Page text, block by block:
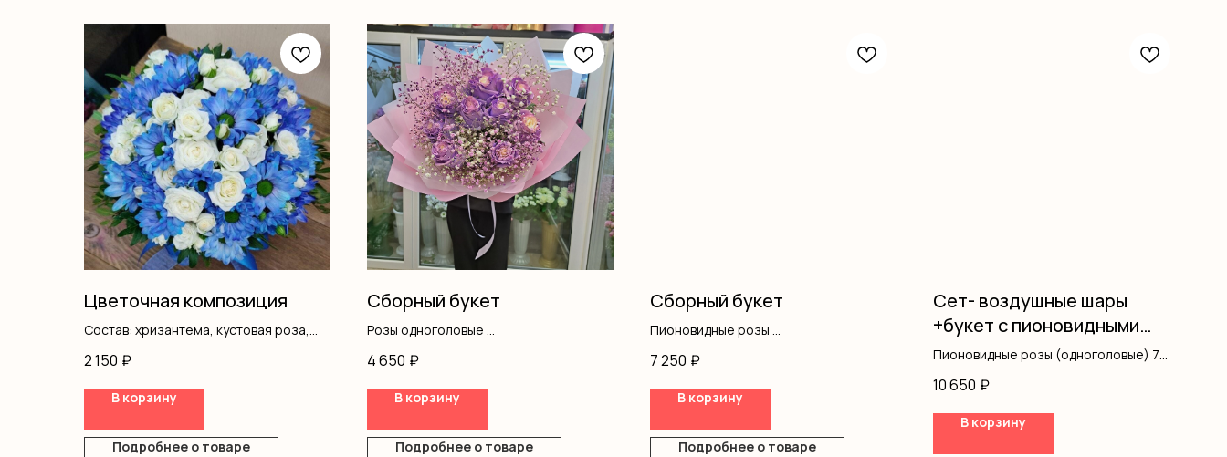
Цветочная композиция
Состав: хризантема, кустовая роза,
2 150 ₽
В корзину
Подробнее о товаре
Сборный букет
Розы одноголовые
4 650 ₽
В корзину
Подробнее о товаре
Сборный букет
Пионовидные розы
Оформление
7 250 ₽
В корзину
Подробнее о товаре
Сет- воздушные шары
+букет с пионовидными
розами
Пионовидные розы (одноголовые) 7
Оформление плёнка полупрозрачная 1
Фольгированные шары 2
Гелиевые шары 13
10 650 ₽
В корзину